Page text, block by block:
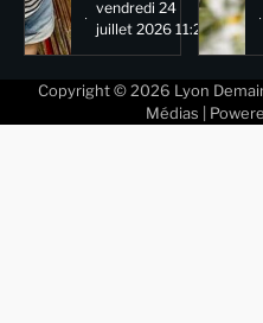
vendredi 24
juillet 2026 11:29
Copyright © 2026 Lyon
Médias |